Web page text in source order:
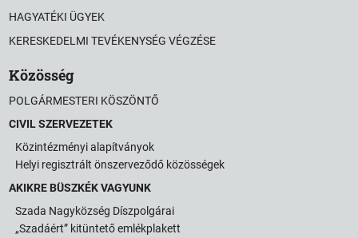
HAGYATÉKI ÜGYEK
KERESKEDELMI TEVÉKENYSÉG VÉGZÉSE
Közösség
POLGÁRMESTERI KÖSZÖNTŐ
CIVIL SZERVEZETEK
Közintézményi alapítványok
Helyi regisztrált önszerveződő közösségek
AKIKRE BÜSZKÉK VAGYUNK
Szada Nagyközség Díszpolgárai
„Szadáért” kitüntető emlékplakett